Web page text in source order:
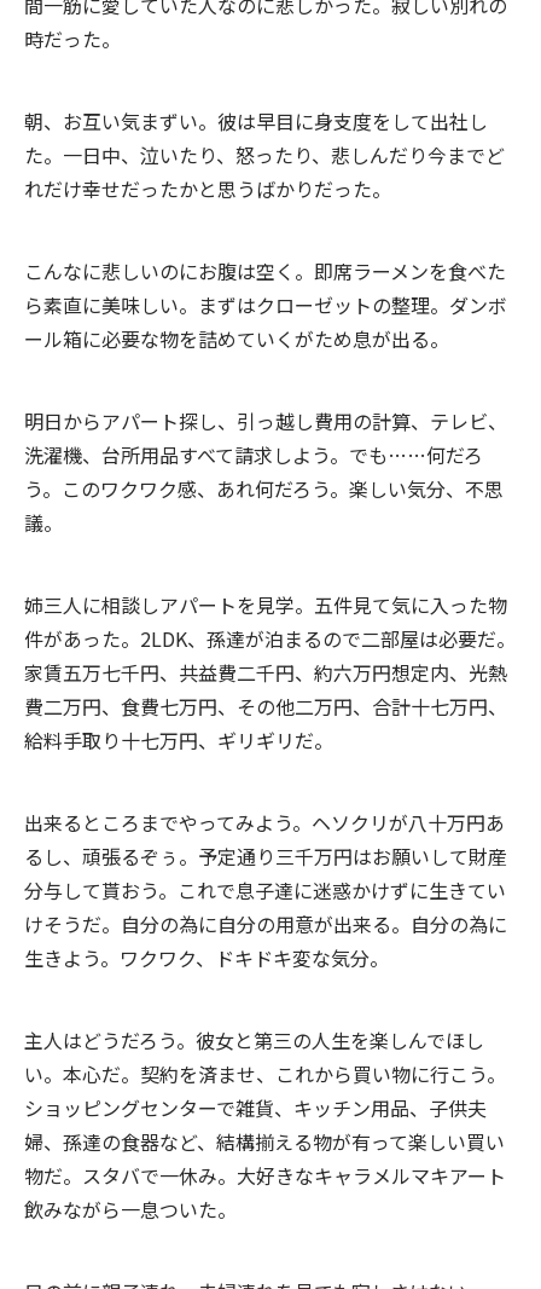
時だった。
朝、お互い気まずい。彼は早目に身支度をして出社し
た。一日中、泣いたり、怒ったり、悲しんだり今までど
れだけ幸せだったかと思うばかりだった。
こんなに悲しいのにお腹は空く。即席ラーメンを食べた
ら素直に美味しい。まずはクローゼットの整理。ダンボ
ール箱に必要な物を詰めていくがため息が出る。
明日からアパート探し、引っ越し費用の計算、テレビ、
洗濯機、台所用品すべて請求しよう。でも……何だろ
う。このワクワク感、あれ何だろう。楽しい気分、不思
議。
姉三人に相談しアパートを見学。五件見て気に入った物
件があった。2LDK、孫達が泊まるので二部屋は必要だ。
家賃五万七千円、共益費二千円、約六万円想定内、光熱
費二万円、食費七万円、その他二万円、合計十七万円、
給料手取り十七万円、ギリギリだ。
出来るところまでやってみよう。ヘソクリが八十万円あ
るし、頑張るぞぅ。予定通り三千万円はお願いして財産
分与して貰おう。これで息子達に迷惑かけずに生きてい
けそうだ。自分の為に自分の用意が出来る。自分の為に
生きよう。ワクワク、ドキドキ変な気分。
主人はどうだろう。彼女と第三の人生を楽しんでほし
い。本心だ。契約を済ませ、これから買い物に行こう。
ショッピングセンターで雑貨、キッチン用品、子供夫
婦、孫達の食器など、結構揃える物が有って楽しい買い
物だ。スタバで一休み。大好きなキャラメルマキアート
飲みながら一息ついた。